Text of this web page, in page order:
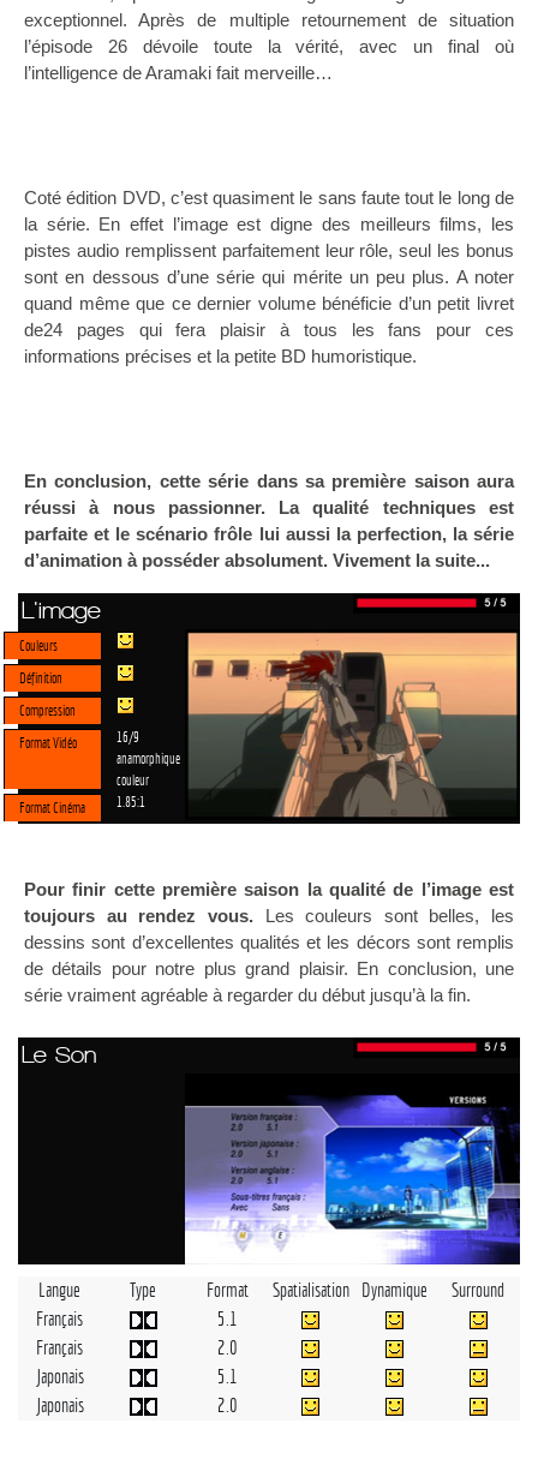
exceptionnel. Après de multiple retournement de situation
l’épisode 26 dévoile toute la vérité, avec un final où
l’intelligence de Aramaki fait merveille…
Coté édition DVD, c’est quasiment le sans faute tout le long de
la série. En effet l’image est digne des meilleurs films, les
pistes audio remplissent parfaitement leur rôle, seul les bonus
sont en dessous d’une série qui mérite un peu plus. A noter
quand même que ce dernier volume bénéficie d’un petit livret
de24 pages qui fera plaisir à tous les fans pour ces
informations précises et la petite BD humoristique.
En conclusion, cette série dans sa première saison aura
réussi à nous passionner. La qualité techniques est
parfaite et le scénario frôle lui aussi la perfection, la série
d’animation à posséder absolument. Vivement la suite...
L'image
Couleurs
Définition
Compression
Format Vidéo
16/9
anamorphique
couleur
Format Cinéma
1.85:1
Pour finir cette première saison la qualité de l’image est
toujours au rendez vous. Les couleurs sont belles, les
dessins sont d’excellentes qualités et les décors sont remplis
de détails pour notre plus grand plaisir. En conclusion, une
série vraiment agréable à regarder du début jusqu’à la fin.
Le Son
Langue Type Format Spatialisation Dynamique
Surround
Français
5.1
Français
2.0
Japonais
5.1
Japonais
2.0